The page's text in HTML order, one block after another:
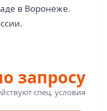
в Воронеже.
запросу
спец. условия